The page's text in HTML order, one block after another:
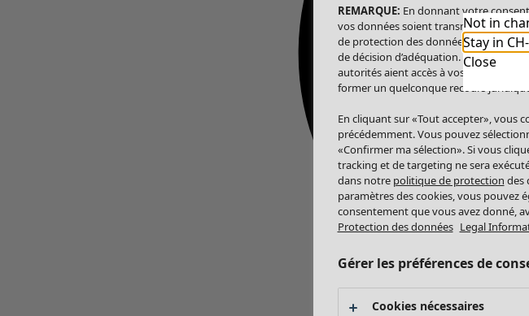
Not in
Stay in
Close
REMARQUE: En donnant votre
vos données soient transmises aux
de protection des données comparable
de décision d’adéquation. Par
autorités aient accès à vos données à
former un quelconque recours
En cliquant sur «Tout accepter», vous
précédemment. Vous pouvez
«Confirmer ma sélection». Si vous
tracking et de targeting ne sera
dans notre politique de protection des
paramètres des cookies, vous
consentement que vous avez donné,
Protection des données Legal
Gérer les préférences de
Cookies nécessaires